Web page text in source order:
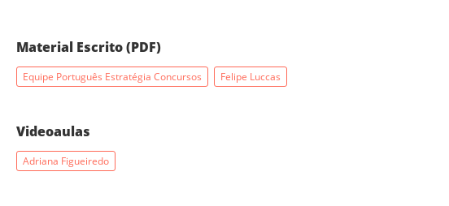
Material Escrito (PDF)
Equipe Português Estratégia Concursos Felipe Luccas
Videoaulas
Adriana Figueiredo